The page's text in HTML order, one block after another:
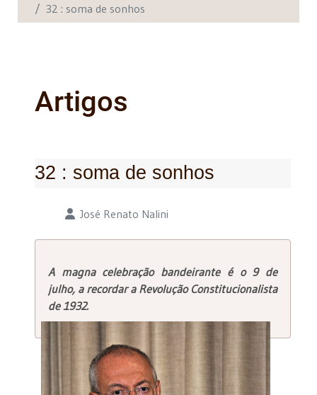
32 : soma de sonhos
Artigos
32 : soma de sonhos
Detalhes José Renato Nalini
A magna celebração bandeirante é o 9 de
julho, a recordar a Revolução Constitucionalista
de 1932.